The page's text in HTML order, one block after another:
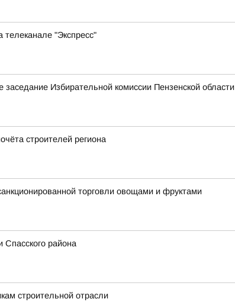
"Экспресс"
заседание Избирательной комиссии Пензенской области
строителей региона
торговли овощами и фруктами
района
строительной отрасли